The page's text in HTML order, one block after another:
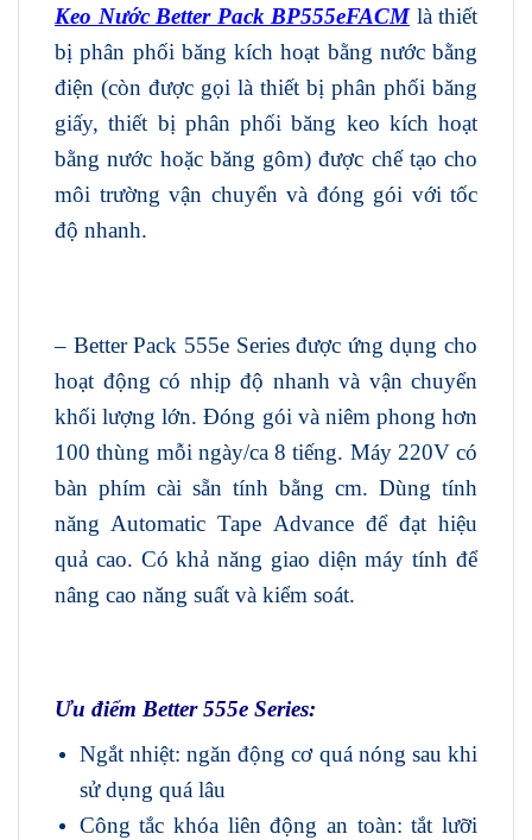
Keo Nước Better Pack BP555eFACMlà thiết
bị phân phối băng kích hoạt bằng nước bằng
điện (còn được gọi là thiết bị phân phối băng
giấy, thiết bị phân phối băng keo kích hoạt
bằng nước hoặc băng gôm) được chế tạo cho
môi trường vận chuyển và đóng gói với tốc
độ nhanh.
– Better Pack 555e Series được ứng dụng cho
hoạt động có nhịp độ nhanh và vận chuyển
khối lượng lớn. Đóng gói và niêm phong hơn
100 thùng mỗi ngày/ca 8 tiếng. Máy 220V có
bàn phím cài sẵn tính bằng cm. Dùng tính
năng Automatic Tape Advance để đạt hiệu
quả cao. Có khả năng giao diện máy tính để
nâng cao năng suất và kiểm soát.
Ưu điểm Better 555e Series:
Ngắt nhiệt: ngăn động cơ quá nóng sau khi
sử dụng quá lâu
Công tắc khóa liên động an toàn: tắt lưỡi